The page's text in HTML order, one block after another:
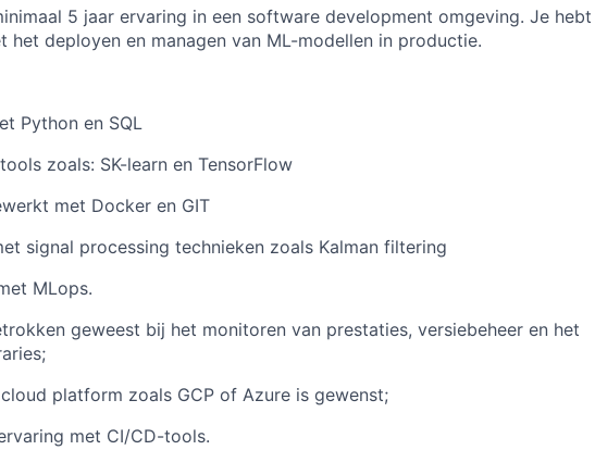
5 jaar ervaring in een software development omgeving. Je hebt
het deployen en managen van ML-modellen in productie.
Python en SQL
zoals: SK-learn en TensorFlow
met Docker en GIT
signal processing technieken zoals Kalman filtering
MLops.
geweest bij het monitoren van prestaties, versiebeheer en het
platform zoals GCP of Azure is gewenst;
met CI/CD-tools.